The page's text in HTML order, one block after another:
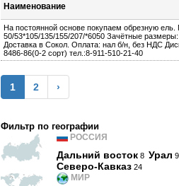
Наименование
На постоянной основе покупаем обрезную
50/53*105/135/155/207/*6050 Зачётные
Доставка в Сокол. Оплата: нал б/н, без НДС
8486-86(0-2 сорт) тел.:8-911-510-21-40
1 2 ›
Фильтр по географии
РОССИЯ
Дальний восток 8 Урал
Северо-Кавказ 24
МИР